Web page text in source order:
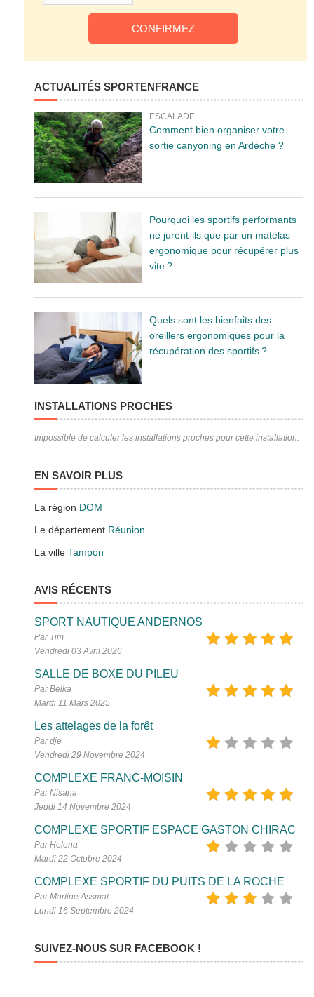
ACTUALITÉS SPORTENFRANCE
ESCALADE
Comment bien organiser votre
sortie canyoning en Ardèche ?
Pourquoi les sportifs performants
ne jurent-ils que par un matelas
ergonomique pour récupérer plus
vite ?
Quels sont les bienfaits des
oreillers ergonomiques pour la
récupération des sportifs ?
INSTALLATIONS PROCHES
Impossible de calculer les installations proches pour cette installation.
EN SAVOIR PLUS
La région DOM
Le département Réunion
La villeTampon
AVIS RÉCENTS
SPORT NAUTIQUE ANDERNOS
Par Tim
Vendredi 03 Avril 2026
SALLE DE BOXE DU PILEU
Par Belka
Mardi 11 Mars 2025
Les attelages de la forêt
Par dje
Vendredi 29 Novembre 2024
COMPLEXE FRANC-MOISIN
Par Nisana
Jeudi 14 Novembre 2024
COMPLEXE SPORTIF ESPACE GASTON CHIRAC
Par Helena
Mardi 22 Octobre 2024
COMPLEXE SPORTIF DU PUITS DE LA ROCHE
Par Martine Assmat
Lundi 16 Septembre 2024
SUIVEZ-NOUS SUR FACEBOOK !